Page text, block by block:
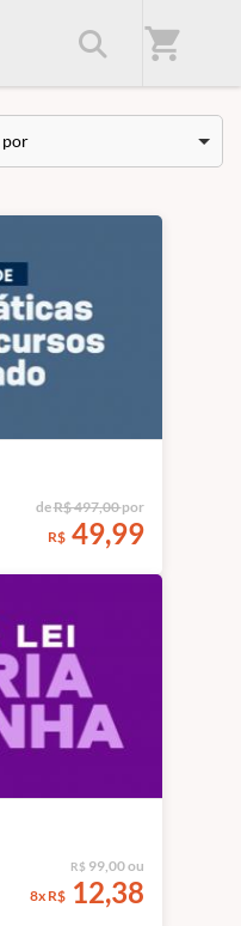
shopping_cart
e Processo Penal
deR$ 497,00por
R$49,99
R$ 99,00 ou
8x R$12,38